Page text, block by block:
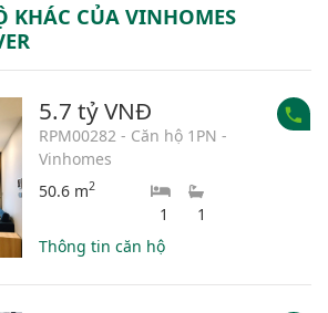
KHÁC CỦA VINHOMES
5.7 tỷ VNĐ
RPM00282 - Căn hộ 1PN -
Vinhomes
50.6 m2
1
1
Thông tin căn hộ